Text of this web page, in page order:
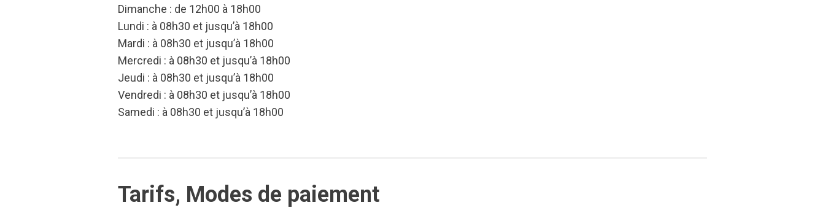
Dimanche : de 12h00 à 18h00
Lundi : à 08h30 et jusqu’à 18h00
Mardi : à 08h30 et jusqu’à 18h00
Mercredi : à 08h30 et jusqu’à 18h00
Jeudi : à 08h30 et jusqu’à 18h00
Vendredi : à 08h30 et jusqu’à 18h00
Samedi : à 08h30 et jusqu’à 18h00
Tarifs, Modes de paiement